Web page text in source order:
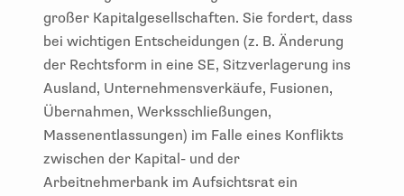
großer Kapitalgesellschaften. Sie fordert, dass
bei wichtigen Entscheidungen (z. B. Änderung
der Rechtsform in eine SE, Sitzverlagerung ins
Ausland, Unternehmensverkäufe, Fusionen,
Übernahmen, Werksschließungen,
Massenentlassungen) im Falle eines Konflikts
zwischen der Kapital- und der
Arbeitnehmerbank im Aufsichtsrat ein